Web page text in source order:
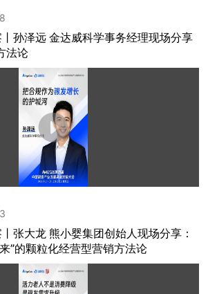
孙泽远 金达威科学事务经理现场分享
法论
张大龙 熊小婴集团创始人现场分享：
”的颗粒化经营型营销方法论